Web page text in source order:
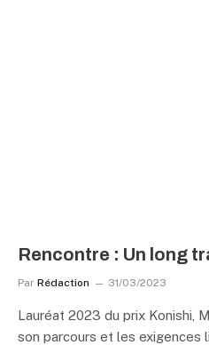
Rencontre : Un long
Par Rédaction 31/03/2023
Lauréat 2023 du prix Konishi,
son parcours et les exigences